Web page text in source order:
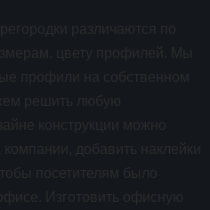
различаются по
цвету профилей. Мы
профили на собственном
решить любую
конструкции можно
добавить наклейки
посетителям было
Изготовить офисную